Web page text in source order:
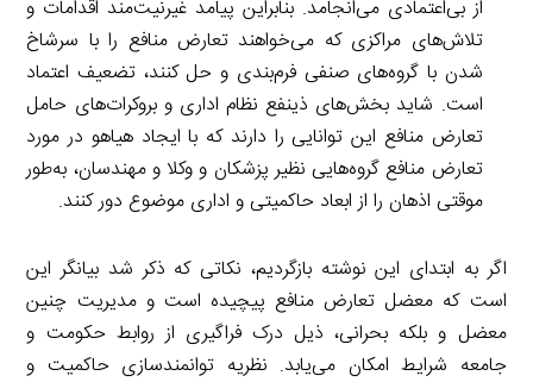
از بی‌اعتمادی می‌انجامد. بنابراین پیامد غیرنیت‌مند اقدامات و
تلاش‌های مراکزی که می‌خواهند تعارض منافع را با سرشاخ
شدن با گروه‌های صنفی فرم‌بندی و حل کنند، تضعیف اعتماد
است. شاید بخش‌های ذینفع نظام اداری و بروکرات‌های حامل
تعارض منافع این توانایی را دارند که با ایجاد هیاهو در مورد
تعارض منافع گروه‌هایی نظیر پزشکان و وکلا و مهندسان، به‌طور
موقتی اذهان را از ابعاد حاکمیتی و اداری موضوع دور کنند.
اگر به ابتدای این نوشته بازگردیم، نکاتی که ذکر شد بیانگر این
است که معضل تعارض منافع پیچیده است و مدیریت چنین
معضل و بلکه بحرانی، ذیل درک فراگیری از روابط حکومت و
جامعه شرایط امکان می‌یابد. نظریه توانمندسازی حاکمیت و